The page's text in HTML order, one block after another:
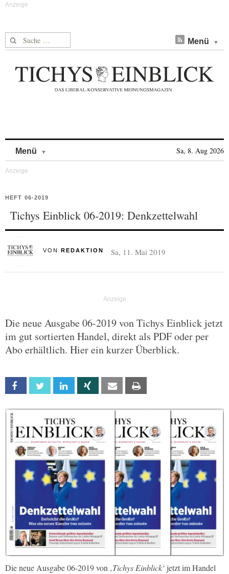
Suche nach: Menü
Menü Sa, 8. Aug 2026
HEFT 06-2019
Tichys Einblick 06-2019: Denkzettelwahl
VON REDAKTION Sa, 11. Mai 2019
Die neue Ausgabe 06-2019 von Tichys Einblick jetzt
im gut sortierten Handel, direkt als PDF oder per
Abo erhältlich. Hier ein kurzer Überblick.
Facebook Twitter Linkedin Xing Email
Die neue Ausgabe 06-2019 von ‚Tichys Einblick‘ jetzt im Handel